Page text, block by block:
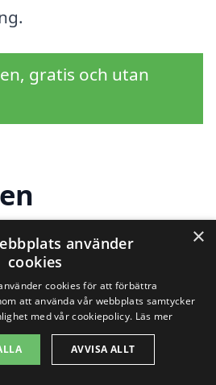
gratis och utan
för
i andra
Borggård
Borggård kan vara en
×
använder
cookies
cookies för att förbättra
att använda vår webbplats samtycker
med vår cookiepolicy. Läs mer
AVVISA ALLT